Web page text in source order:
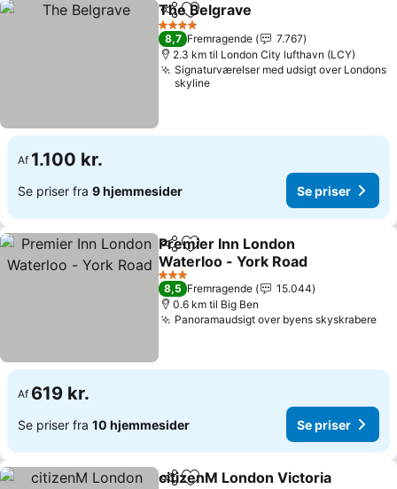
Del Føj til favoritter
The Belgrave
4 Stjerner
8,7 Fremragende
7.767
2.3 km til London City lufthavn (LCY)
Signaturværelser med udsigt over Londons
skyline
Af 1.100 kr.
Se priser fra 9 hjemmesider Se priser
Del Føj til favoritter
Premier Inn London
Waterloo - York Road
Se priser
3 Stjerner
8,5 Fremragende
15.044
0.6 km til Big Ben
Panoramaudsigt over byens skyskrabere
Af 619 kr.
Se priser fra 10 hjemmesider Se priser
Del
citizenM London Victoria